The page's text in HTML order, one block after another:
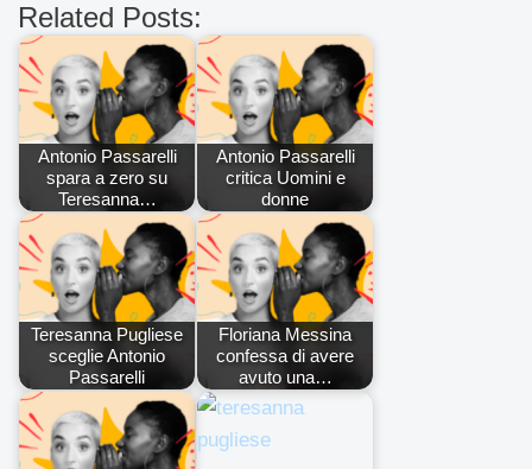
Related Posts:
Antonio Passarelli
spara a zero su
Teresanna…
Antonio Passarelli
critica Uomini e
donne
Teresanna Pugliese
sceglie Antonio
Passarelli
Floriana Messina
confessa di avere
avuto una…